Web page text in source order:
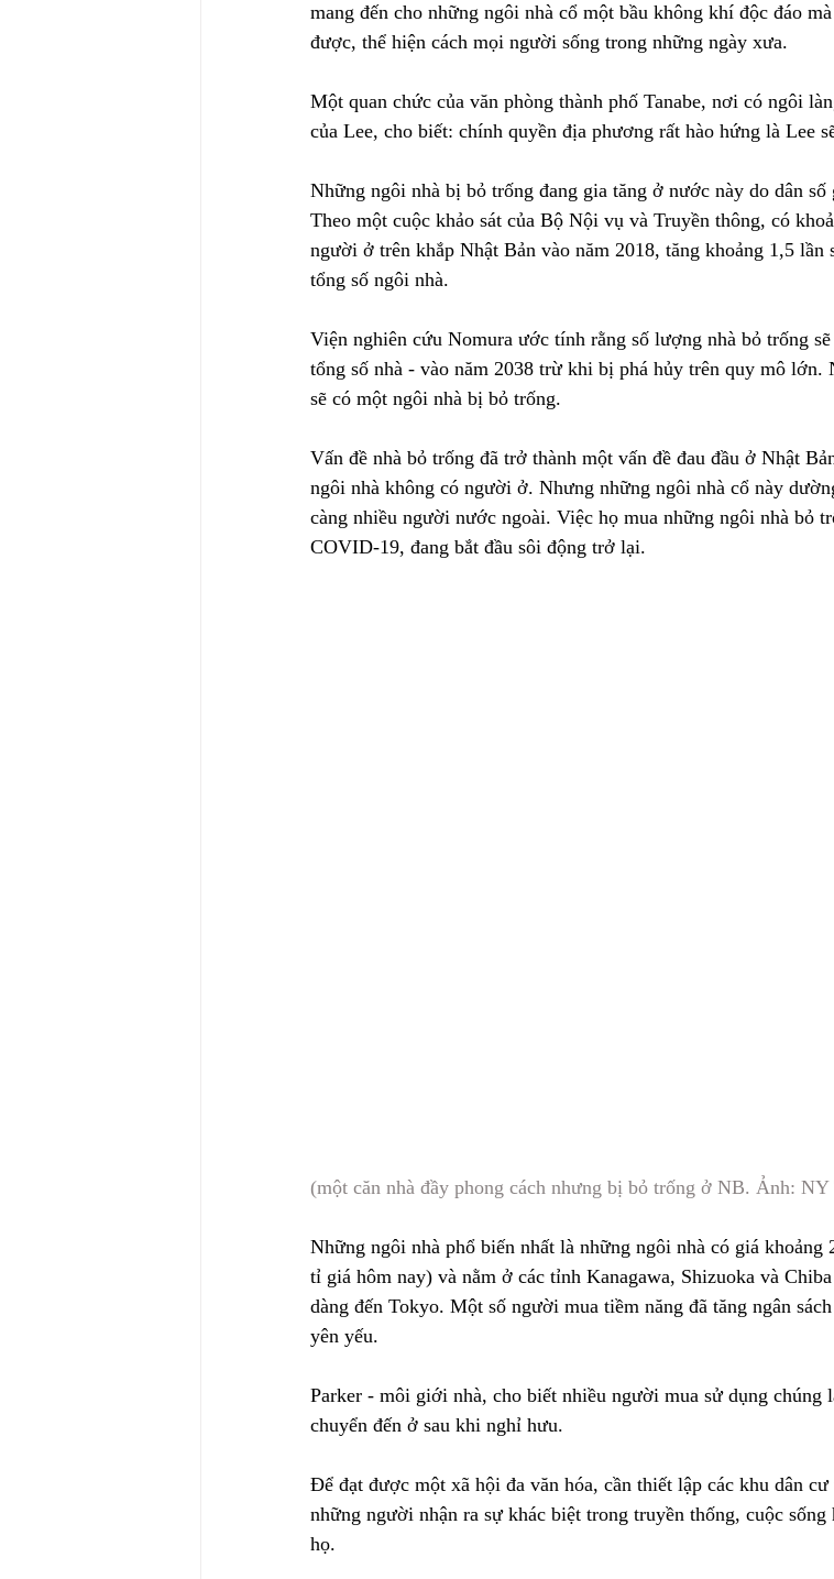
mang đến cho những ngôi nhà cổ một bầu không khí độc đáo
được, thể hiện cách mọi người sống trong những ngày xưa.
Một quan chức của văn phòng thành phố Tanabe, nơi có ngôi
của Lee, cho biết: chính quyền địa phương rất hào hứng là Lee
Những ngôi nhà bị bỏ trống đang gia tăng ở nước này do dân
Theo một cuộc khảo sát của Bộ Nội vụ và Truyền thông, có
người ở trên khắp Nhật Bản vào năm 2018, tăng khoảng 1,5
tổng số ngôi nhà.
Viện nghiên cứu Nomura ước tính rằng số lượng nhà bỏ trống
tổng số nhà - vào năm 2038 trừ khi bị phá hủy trên quy mô lớn.
sẽ có một ngôi nhà bị bỏ trống.
Vấn đề nhà bỏ trống đã trở thành một vấn đề đau đầu ở Nhật
ngôi nhà không có người ở. Nhưng những ngôi nhà cổ này
càng nhiều người nước ngoài. Việc họ mua những ngôi nhà bỏ
COVID-19, đang bắt đầu sôi động trở lại.
(một căn nhà đầy phong cách nhưng bị bỏ trống ở NB. Ảnh: NY
Những ngôi nhà phổ biến nhất là những ngôi nhà có giá khoảng
tỉ giá hôm nay) và nằm ở các tỉnh Kanagawa, Shizuoka và
dàng đến Tokyo. Một số người mua tiềm năng đã tăng ngân
yên yếu.
Parker - môi giới nhà, cho biết nhiều người mua sử dụng
chuyển đến ở sau khi nghỉ hưu.
Để đạt được một xã hội đa văn hóa, cần thiết lập các khu dân
những người nhận ra sự khác biệt trong truyền thống, cuộc
họ.